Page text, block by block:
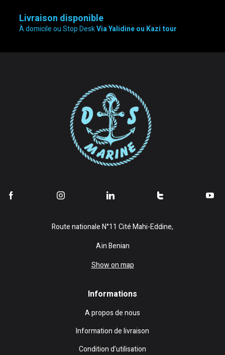
Livraison disponible
À domicile ou Stop DeskVia Yalidine ou Kazi tour
Route nationale N°11 Cité Mahi-Eddine,
Aïn Benian
Show on map
Informations
A propos de nous
Information de livraison
Condition d’utilisation